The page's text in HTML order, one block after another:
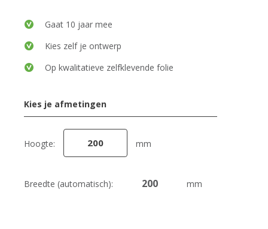
Gaat 10 jaar mee
Kies zelf je ontwerp
Op kwalitatieve zelfklevende folie
Kies je afmetingen
Hoogte: mm
Breedte (automatisch): mm